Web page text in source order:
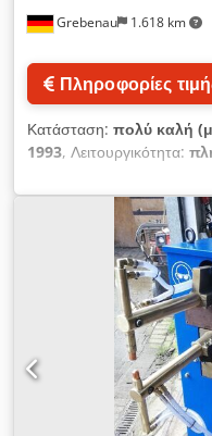
Grebenau 1.618 km
Πληροφορίες
Κατάσταση: πολύ καλή
1993, Λειτουργικότητα:
συνολικό βάρος:390 κιλ,
, Ψυκτική
Ejirjrf Ψυκτική ισχύς: 6